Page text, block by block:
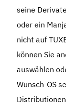
seine
oder ein
nicht auf
können Sie
auswählen
Wunsch-OS